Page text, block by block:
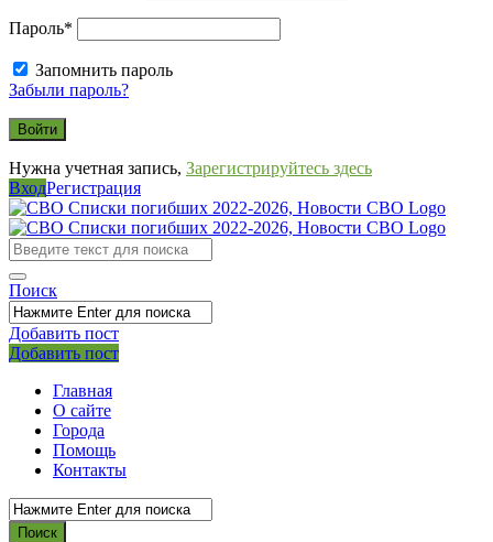
Пароль*
Запомнить пароль
Забыли пароль?
Нужна учетная запись, Зарегистрируйтесь здесь
ВходРегистрация
СВО
Списки
погибших
2022-
2026,
Новости
СВО
Поиск
Добавить пост
Мобильное
меню
Выйти
Добавить пост
Главная
О сайте
Города
Помощь
Контакты